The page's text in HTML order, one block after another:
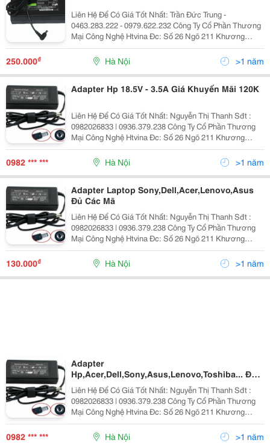
Liên Hệ Để Có Giá Tốt Nhất: Trần Đức Trung -
0463.283.222 - 0979.622.232 Công Ty Cổ Phần Thương
Mại Công Nghệ Htvina Đc: Số 26 Ngõ 211 Khương
Trung &Ndash; Thanh Xuân &Ndash; Hà Nội Yahoo
:Htvinakd3 Http ://Www.sieuthiht.com Trụ Sở Chính:
250.000₫ Hà Nội >1 năm
Adapter Hp 18.5V - 3.5A Giá Khuyến Mãi 120K
Liên Hệ Để Có Giá Tốt Nhất: Nguyễn Thị Thanh Sđt :
0982026833 | 0936.379.238 Công Ty Cổ Phần Thương
Mại Công Nghệ Htvina Đc: Số 26 Ngõ 211 Khương
Trung &Ndash; Thanh Xuân &Ndash; Hà Nội Yahoo
:Nguyenthanh6685 Website: Http://Sieuthiht.com
0982 *** *** Hà Nội >1 năm
Adapter Laptop Sony,Dell,Acer,Lenovo,Asus
Đủ Các Mã
Liên Hệ Để Có Giá Tốt Nhất: Nguyễn Thị Thanh Sđt :
0982026833 | 0936.379.238 Công Ty Cổ Phần Thương
Mại Công Nghệ Htvina Đc: Số 26 Ngõ 211 Khương
Trung &Ndash; Thanh Xuân &Ndash; Hà Nội Yahoo
:Nguyenthanh6685 Website: Http://Sieuthiht.com
130.000₫ Hà Nội >1 năm
Adapter
Hp,Acer,Dell,Sony,Asus,Lenovo,Toshiba... Đủ
Mã Giá Chỉ Từ 120K
Liên Hệ Để Có Giá Tốt Nhất: Nguyễn Thị Thanh Sđt :
0982026833 | 0936.379.238 Công Ty Cổ Phần Thương
Mại Công Nghệ Htvina Đc: Số 26 Ngõ 211 Khương
Trung &Ndash; Thanh Xuân &Ndash; Hà Nội Yahoo
:Nguyenthanh6685 Website: Http://Sieuthiht.com
0982 *** *** Hà Nội >1 năm